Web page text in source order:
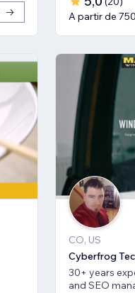
A partir de
CO, US
Cyberfrog
30+ years
and SEO